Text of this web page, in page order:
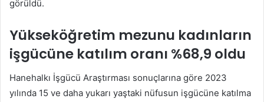
görüldü.
Yükseköğretim mezunu kadınların
işgücüne katılım oranı %68,9 oldu
Hanehalkı İşgücü Araştırması sonuçlarına göre 2023
yılında 15 ve daha yukarı yaştaki nüfusun işgücüne katılma